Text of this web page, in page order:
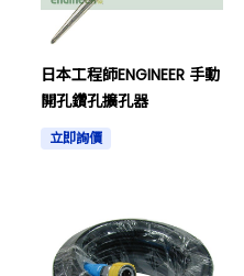
日本工程師ENGINEER 手動
開孔鑽孔擴孔器
立即詢價